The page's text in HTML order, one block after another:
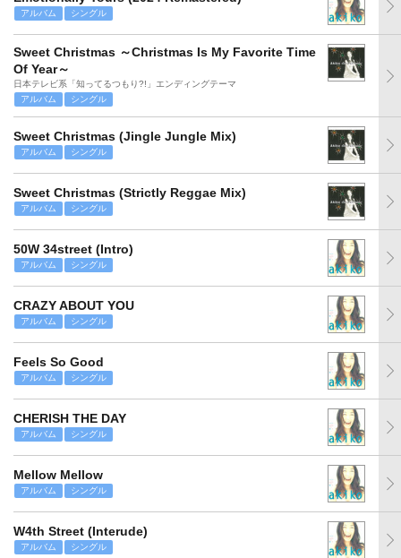
アルバム シングル
Sweet Christmas ～Christmas Is My Favorite Time
Of Year～
日本テレビ系「知ってるつもり?!」エンディングテーマ
アルバム
シングル
Sweet Christmas (Jingle Jungle Mix)
アルバム シングル
Sweet Christmas (Strictly Reggae Mix)
アルバム シングル
50W 34street (Intro)
アルバム シングル
CRAZY ABOUT YOU
アルバム シングル
Feels So Good
アルバム シングル
CHERISH THE DAY
アルバム シングル
Mellow Mellow
アルバム シングル
W4th Street (Interude)
アルバム シングル